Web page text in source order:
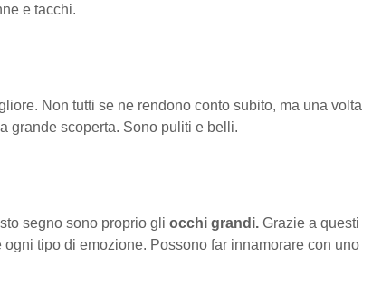
e tacchi.
Non tutti se ne rendono conto subito, ma una volta
grande scoperta. Sono puliti e belli.
segno sono proprio gli occhi grandi. Grazie a questi
tipo di emozione. Possono far innamorare con uno